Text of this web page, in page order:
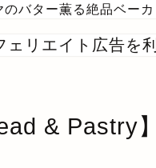
バター薫る絶品ベーカ
リエイト広告を
& Pastry